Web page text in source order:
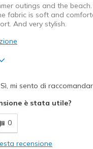
outings and the
fabric is soft and
And very stylish.
mi sento di
è stata utile?
0
recensione